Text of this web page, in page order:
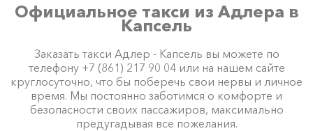
Официальное такси из Адлера в
Капсель
Заказать такси Адлер - Капсель вы можете по
телефону +7 (861) 217 90 04 или на нашем сайте
круглосуточно, что бы поберечь свои нервы и личное
время. Мы постоянно заботимся о комфорте и
безопасности своих пассажиров, максимально
предугадывая все пожелания.